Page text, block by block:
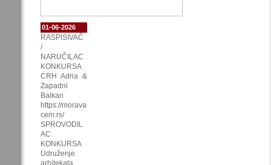
01-06-2026
RASPISIVAČ
/
NARUČILAC
KONKURSA
CRH Adria &
Zapadni
Balkan
https://morava
cem.rs/
SPROVODIL
AC
KONKURSA
Udruženje
arhitekata